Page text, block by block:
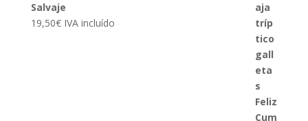
Salvaje
19,50€ IVA incluído